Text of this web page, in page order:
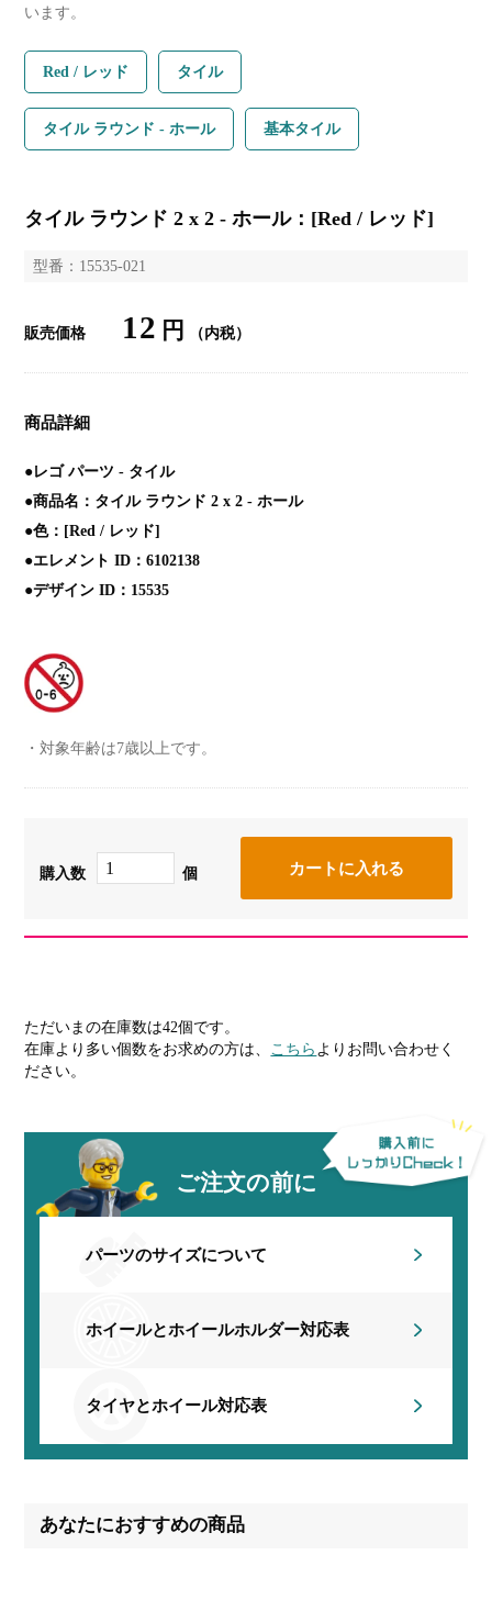
います。
Red / レッド タイル
タイル ラウンド - ホール 基本タイル
タイル ラウンド 2 x 2 - ホール：[Red / レッド]
型番：15535-021
販売価格 12 円 （内税）
商品詳細
●レゴ パーツ - タイル
●商品名：タイル ラウンド 2 x 2 - ホール
●色：[Red / レッド]
●エレメント ID：6102138
●デザイン ID：15535
対象年齢は7歳以上です。
購入数 個
ただいまの在庫数は42個です。
在庫より多い個数をお求めの方は、 こちら よりお問い合わせく
ださい。
ご注文の前に
パーツのサイズについて
ホイールとホイールホルダー対応表
タイヤとホイール対応表
あなたにおすすめの商品